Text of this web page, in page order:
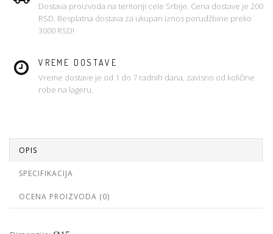
Dostava proizvoda na teritoriji cele Srbije. Cena dostave je 200
RSD. Besplatna dostava za ukupan iznos porudžbine preko
3000 RSD!
VREME DOSTAVE
Vreme dostave je od 1 do 7 radnih dana, zavisno od količine
robe na lageru.
OPIS
SPECIFIKACIJA
OCENA PROIZVODA (0)